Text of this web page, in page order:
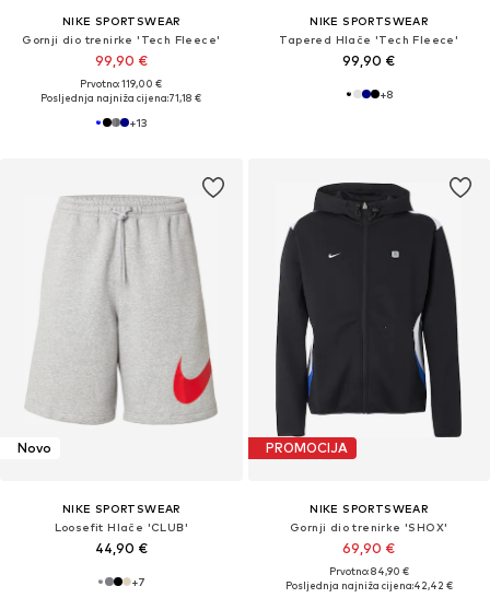
NIKE SPORTSWEAR
Gornji dio trenirke 'Tech Fleece'
99,90 €
Prvotno: 119,00 €
Posljednja najniža cijena:71,18 €
+13
NIKE SPORTSWEAR
Tapered Hlače 'Tech Fleece'
99,90 €
+8
Novo
NIKE SPORTSWEAR
Loosefit Hlače 'CLUB'
44,90 €
+7
PROMOCIJA
NIKE SPORTSWEAR
Gornji dio trenirke 'SHOX'
69,90 €
Prvotno: 84,90 €
Posljednja najniža cijena:42,42 €